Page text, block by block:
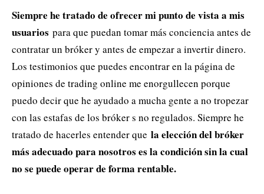
Siempre he tratado de ofrecer mi punto de vista a mis
usuarios para que puedan tomar más conciencia antes de
contratar un bróker y antes de empezar a invertir dinero.
Los testimonios que puedes encontrar en la página de
opiniones de trading online me enorgullecen porque
puedo decir que he ayudado a mucha gente a no tropezar
con las estafas de los bróker s no regulados. Siempre he
tratado de hacerles entender que la elección del bróker
más adecuado para nosotros es la condición sin la cual
no se puede operar de forma rentable.